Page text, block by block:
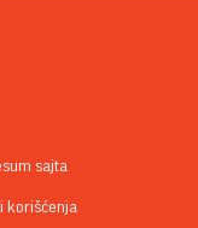
sajta
korišćenja